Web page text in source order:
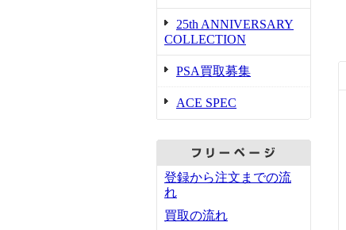
25th ANNIVERSARY
COLLECTION
PSA買取募集
ACE SPEC
登録から注文までの流
れ
買取の流れ